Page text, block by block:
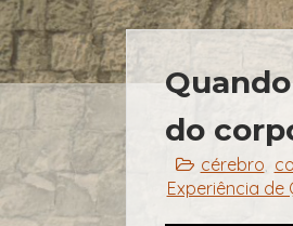
do
cérebro
Experiência de